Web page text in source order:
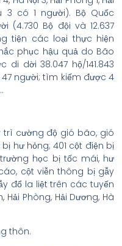
3 có 1 người). Bộ Quốc
(4.730 Bộ đội và 12.637
tiện các loại thực hiện
phục hậu quả do Bão
dời 38.047 hộ/141.843
người; tìm kiếm được 4
trì cường độ gió bão, gió
hư hỏng; 401 cột điện bị
học bị tốc mái, hư
cột viễn thông bị gẫy
đổ la liệt trên các tuyến
Phòng, Hải Dương, Hà
thôn.